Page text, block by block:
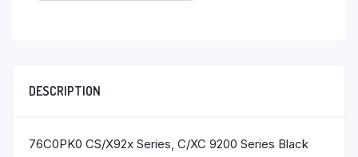
DESCRIPTION
76C0PK0 CS/X92x Series, C/XC 9200 Series Black